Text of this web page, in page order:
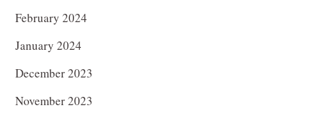
February 2024
January 2024
December 2023
November 2023